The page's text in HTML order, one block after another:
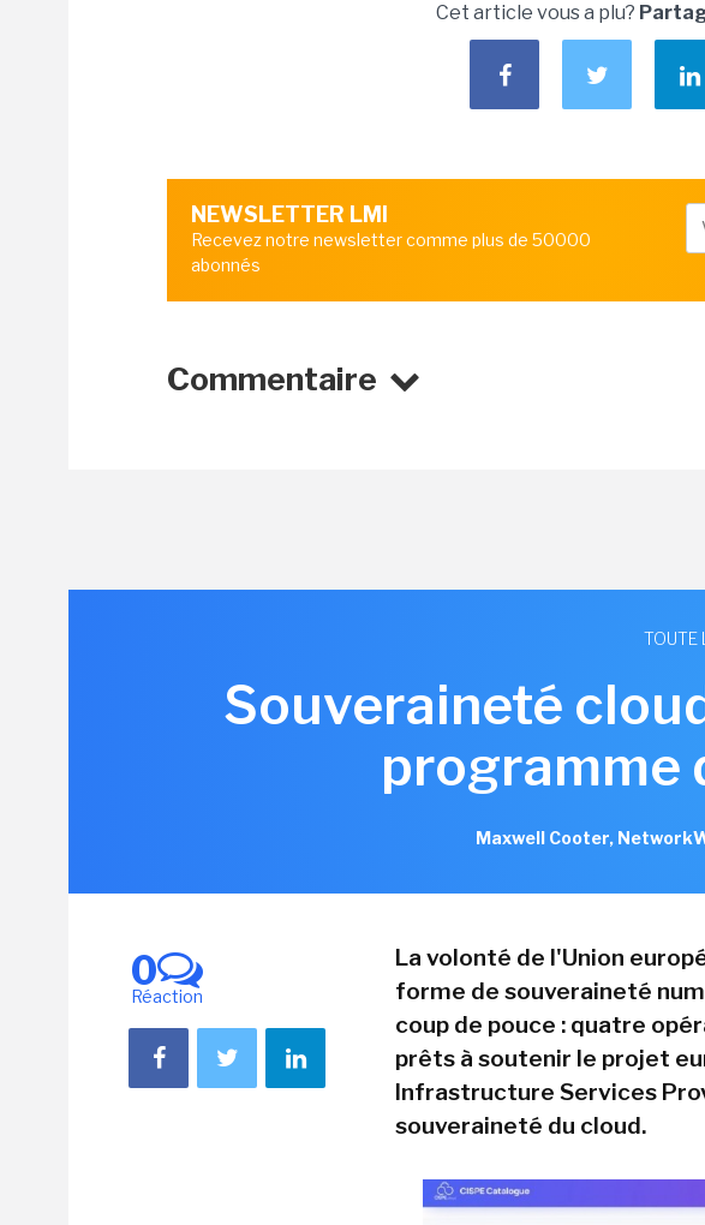
Cet article vous a plu?
NEWSLETTER LMI
Recevez notre newsletter comme plus de 50000
abonnés
Commentaire
TOUTE
Souveraineté
programme
Maxwell Cooter,
0
Réaction
La volonté de l'Union
forme de souveraineté
coup de pouce : quatre
prêts à soutenir le projet
Infrastructure Services
souveraineté du cloud.